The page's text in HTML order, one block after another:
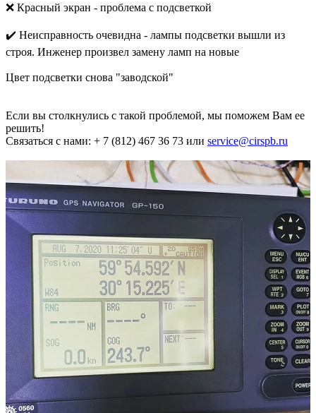
❌ Красный экран - проблема с подсветкой
✔️ Неисправность очевидна - лампы подсветки вышли из
строя. Инженер произвел замену ламп на новые
Цвет подсветки снова "заводской"
Если вы столкнулись с такой проблемой, мы поможем Вам ее
решить!
Связаться с нами: + 7 (812) 467 36 73 или service@cirspb.ru